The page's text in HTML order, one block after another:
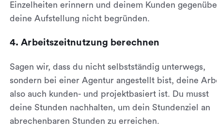
Einzelheiten erinnern und deinem Kunden
deine Aufstellung nicht begründen.
4. Arbeitszeitnutzung berechnen
Sagen wir, dass du nicht selbstständig unterwegs,
sondern bei einer Agentur angestellt bist, deine
also auch kunden- und projektbasiert ist. Du musst
deine Stunden nachhalten, um dein Stundenziel an
abrechenbaren Stunden zu erreichen.